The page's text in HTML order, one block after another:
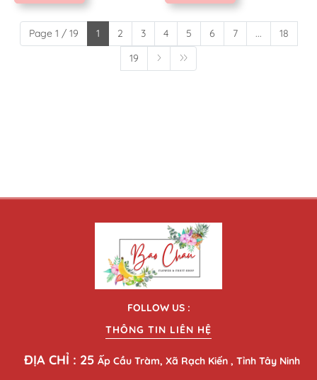
Page 1 / 19 1 2 3 4 5 6 7 ...
18
19
FOLLOW US :
THÔNG TIN LIÊN HỆ
ĐỊA CHỈ : 25 Ấp Cầu Tràm, Xã Rạch Kiến , Tỉnh Tây Ninh